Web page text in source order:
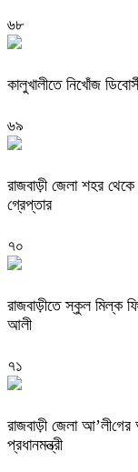
৬৮
কালুখালীতে নিখোঁজ
৬৯
রাজবাড়ী জেলা শহর থেকে
গ্রেপ্তার
৭০
রাজবাড়ীতে স্কুল মিল্ক
আলী
৭১
রাজবাড়ী জেলা আ’লী‌গের
প্রধানমন্ত্রী